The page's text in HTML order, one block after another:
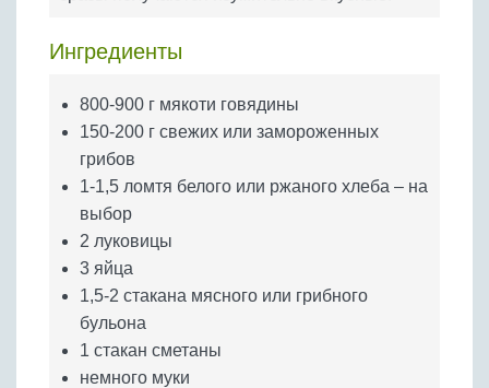
Яйца
Ингредиенты
800-900 г мякоти говядины
150-200 г свежих или замороженных
грибов
1-1,5 ломтя белого или ржаного хлеба – на
выбор
2 луковицы
3 яйца
1,5-2 стакана мясного или грибного
бульона
1 стакан сметаны
немного муки